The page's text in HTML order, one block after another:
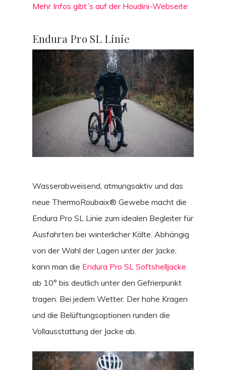
Mehr Infos gibt´s auf der Houdini-Webseite
Endura Pro SL Linie
Wasserabweisend, atmungsaktiv und das
neue ThermoRoubaix® Gewebe macht die
Endura Pro SL Linie zum idealen Begleiter für
Ausfahrten bei winterlicher Kälte. Abhängig
von der Wahl der Lagen unter der Jacke,
kann man die Endura Pro SL Softshelljacke
ab 10° bis deutlich unter den Gefrierpunkt
tragen. Bei jedem Wetter. Der hohe Kragen
und die Belüftungsoptionen runden die
Vollausstattung der Jacke ab.
CULTURE
GEAR
REISE